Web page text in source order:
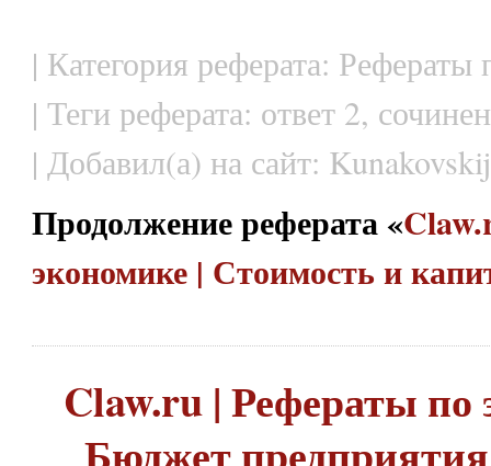
| Категория реферата: Рефераты
| Теги реферата: ответ 2,
| Добавил(а) на сайт:
Продолжение реферата «
экономике | Стоимость и
Claw.ru | Рефераты по